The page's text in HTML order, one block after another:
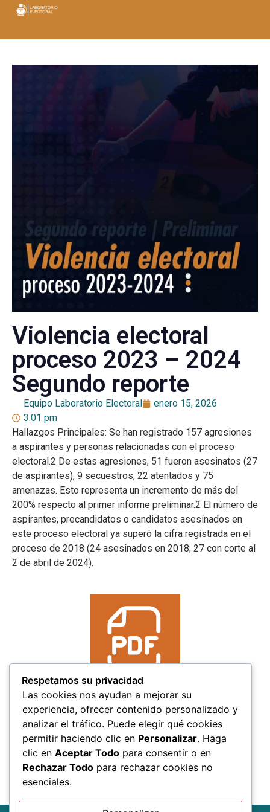
Violencia electoral
proceso 2023 – 2024
Segundo reporte
Equipo Laboratorio Electoral
enero 15, 2026
3:01 pm
Hallazgos Principales: Se han registrado 157 agresiones
a aspirantes y personas relacionadas con el proceso
electoral.2 De estas agresiones, 51 fueron asesinatos (27
de aspirantes), 9 secuestros, 22 atentados y 75
amenazas. Esto representa un incremento de más del
200% respecto al primer informe preliminar.2 El número de
aspirantes, precandidatos o candidatos asesinados en
este proceso electoral ya superó la cifra registrada en el
proceso de 2018 (24 asesinados en 2018; 27 con corte al
2 de abril de 2024).
Respetamos su privacidad
Las cookies nos ayudan a mejorar su
experiencia, ofrecer contenido personalizado y
analizar el tráfico. Puede elegir qué cookies
permitir haciendo clic en Personalizar. Haga
clic en Aceptar Todo para consentir o en
Rechazar Todo para rechazar cookies no
esenciales.